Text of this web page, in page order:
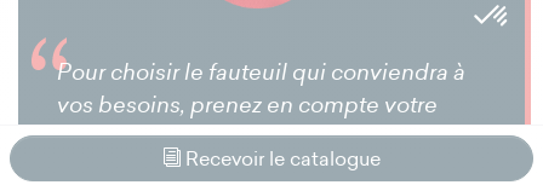
Pour choisir le fauteuil qui conviendra à
vos besoins, prenez en compte votre
poids, votre taille afin que le fauteuil soit
adapté à votre morphologie. Si vous avez
Recevoir le catalogue